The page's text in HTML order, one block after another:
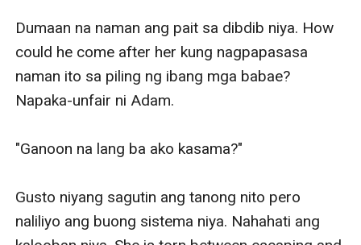
Dumaan na naman ang pait sa dibdib niya. How
could he come after her kung nagpapasasa
naman ito sa piling ng ibang mga babae?
Napaka-unfair ni Adam.
"Ganoon na lang ba ako kasama?"
Gusto niyang sagutin ang tanong nito pero
naliliyo ang buong sistema niya. Nahahati ang